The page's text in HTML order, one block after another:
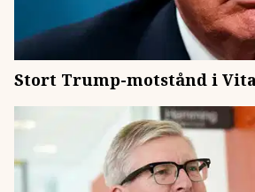
Stort Trump-motstånd i